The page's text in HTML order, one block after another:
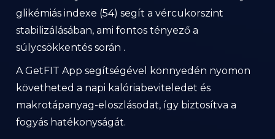
glikémiás indexe (54) segít a vércukorszint
stabilizálásában, ami fontos tényező a
súlycsökkentés során .
A GetFIT App segítségével könnyedén nyomon
követheted a napi kalóriabeviteledet és
makrotápanyag-eloszlásodat, így biztosítva a
fogyás hatékonyságát.